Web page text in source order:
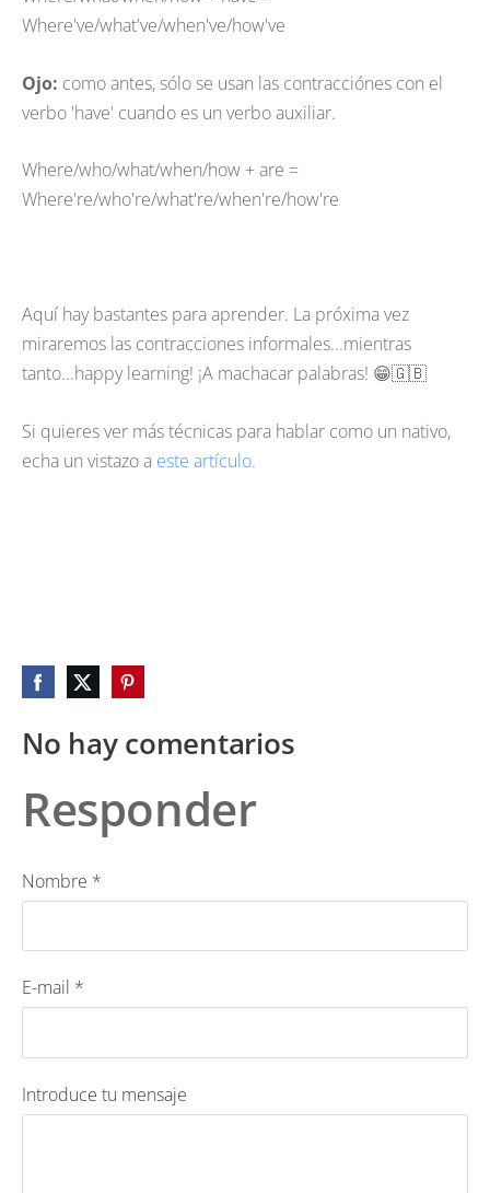
Where've/what've/when've/how've
Ojo: como antes, sólo se usan las contracciónes con el
verbo 'have' cuando es un verbo auxiliar.
Where/who/what/when/how + are =
Where're/who're/what're/when're/how're
Aquí hay bastantes para aprender. La próxima vez
miraremos las contracciones informales...mientras
tanto...happy learning! ¡A machacar palabras! 😁🇬🇧
Si quieres ver más técnicas para hablar como un nativo,
echa un vistazo a este artículo.
No hay comentarios
Responder
Nombre *
E-mail *
Introduce tu mensaje